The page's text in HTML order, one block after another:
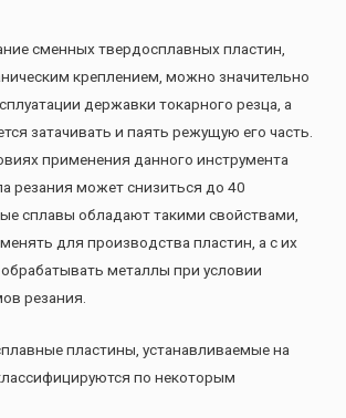
сменных твердосплавных пластин,
креплением, можно значительно
державки токарного резца, а
затачивать и паять режущую его часть.
применения данного инструмента
резания может снизиться до 40
сплавы обладают такими свойствами,
для производства пластин, а с их
металлы при условии
резания.
пластины, устанавливаемые на
по некоторым